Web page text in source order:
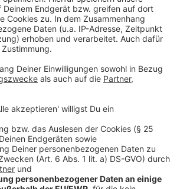
den Parteien gehen die
Die großen Parteien
bevorteilt die kleinen, weil
wird. Die kleinen Parteien selbst
Gesetz bevorteile die großen,
im Parlament einschränke. Eine
Gericht soll im Mai fallen.
aus Leverkusen